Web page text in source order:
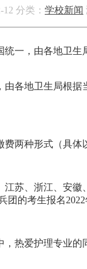
12 分类： 学校新闻
一，由各地卫
由各地卫生局根
两种形式（具
苏、浙江、安
团的考生报名
，热爱护理专业